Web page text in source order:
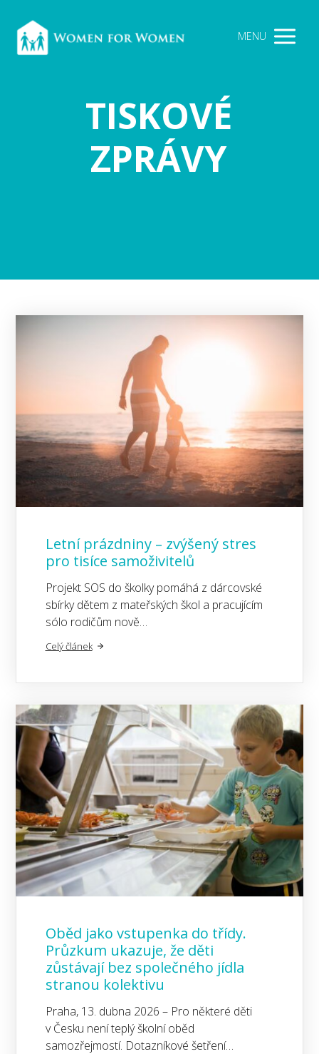
MENU
TISKOVÉ
ZPRÁVY
Letní prázdniny – zvýšený stres
pro tisíce samoživitelů
Projekt SOS do školky pomáhá z dárcovské
sbírky dětem z mateřských škol a pracujícím
sólo rodičům nově…
Celý článek
Oběd jako vstupenka do třídy.
Průzkum ukazuje, že děti
zůstávají bez společného jídla
stranou kolektivu
Praha, 13. dubna 2026 – Pro některé děti
v Česku není teplý školní oběd
samozřejmostí. Dotazníkové šetření…